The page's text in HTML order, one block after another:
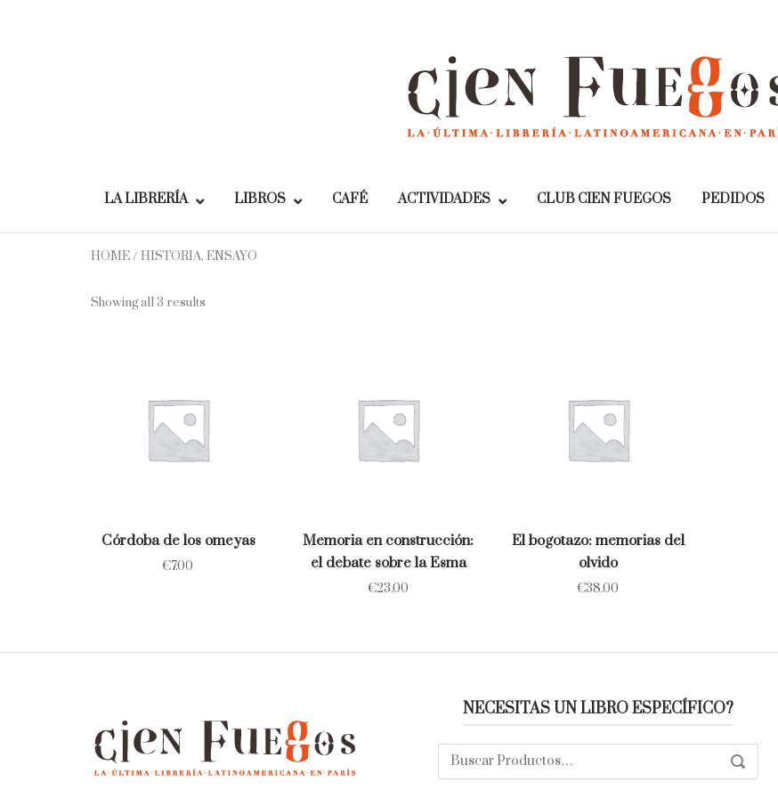
LA LIBRERÍA LIBROS CAFÉ ACTIVIDADES CLUB CIEN FUEGOS PEDIDOS
HOME/ HISTORIA, ENSAYO
Showing all 3 results
Córdoba de los omeyas
€7.00
Memoria en construcción:
el debate sobre la Esma
€23.00
El bogotazo: memorias del
olvido
€38.00
NECESITAS UN LIBRO ESPECÍFICO?
Buscar:
SEARCH